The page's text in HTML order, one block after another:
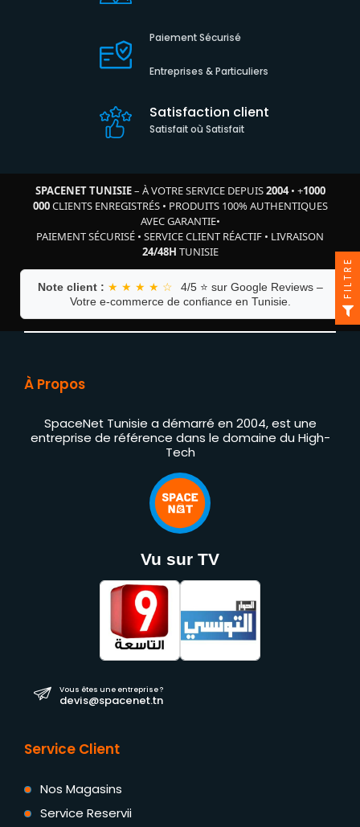
Paiement Sécurisé
Entreprises & Particuliers
Satisfaction client
Satisfait où Satisfait
SPACENET TUNISIE– À VOTRE SERVICE DEPUIS2004• +1000
000CLIENTS ENREGISTRÉS• PRODUITS 100% AUTHENTIQUES
AVEC GARANTIE•
PAIEMENT SÉCURISÉ • SERVICE CLIENT RÉACTIF • LIVRAISON
24/48H TUNISIE
Note client : ★ ★ ★ ★ ☆
4/5 ⭐ sur Google Reviews –
Votre e-commerce de confiance en Tunisie.
À Propos
SpaceNet Tunisie a démarré en 2004, est une
entreprise de référence dans le domaine du High-
Tech
Vu sur TV
Vous êtes une entreprise ?
devis@spacenet.tn
Service Client
Nos Magasins
Service Reservii
FILTRE